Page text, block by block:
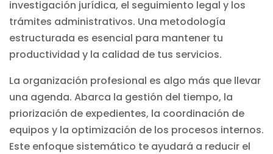
investigación jurídica, el seguimiento legal y los
trámites administrativos. Una metodología
estructurada es esencial para mantener tu
productividad y la calidad de tus servicios.
La organización profesional es algo más que llevar
una agenda. Abarca la gestión del tiempo, la
priorización de expedientes, la coordinación de
equipos y la optimización de los procesos internos.
Este enfoque sistemático te ayudará a reducir el